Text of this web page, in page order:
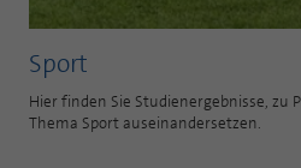
Sport
Hier finden Sie Studienergebnisse,
Thema Sport auseinandersetzen.